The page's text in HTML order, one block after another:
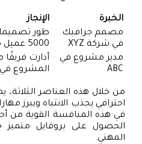
الخبرة
الإنجاز
مصمم جرافيك
في شركة XYZ
طور
5000 عميل جديد
مدير مشروع في
ABC
المشروع في
من خلال هذه العناصر الثلاثة،
احترافي يجذب الانتباه ويبرز
في هذه المنافسة القوية من
الحصول على بروفايل
المهني.